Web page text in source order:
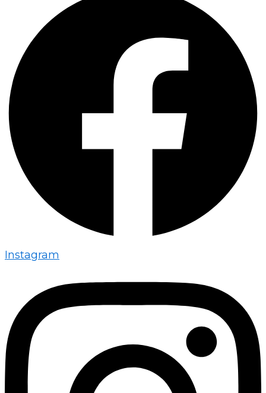
Instagram